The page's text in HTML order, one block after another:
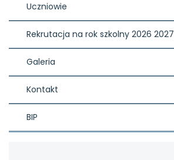
Uczniowie
Rekrutacja na rok szkolny 2026 2027
Galeria
Kontakt
BIP